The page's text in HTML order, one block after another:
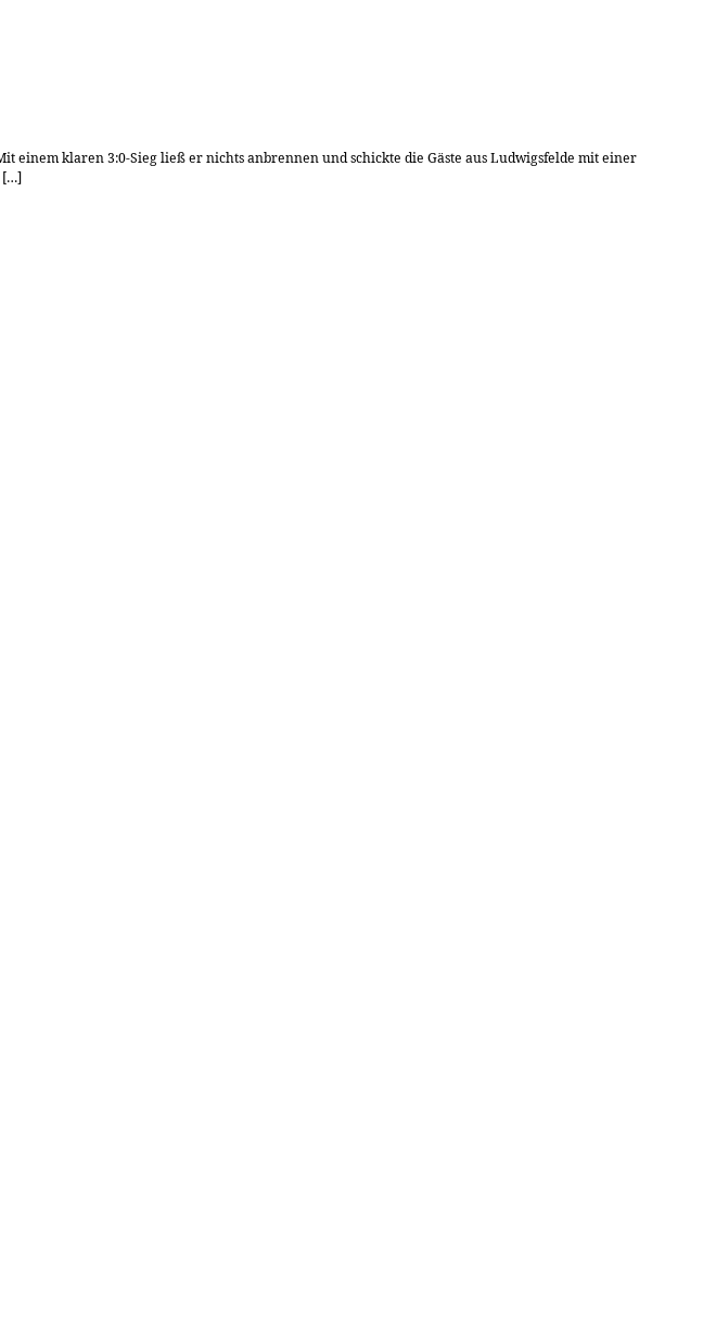
einem klaren 3:0-Sieg ließ er nichts anbrennen und schickte die Gäste aus Ludwigsfelde mit einer
[…]